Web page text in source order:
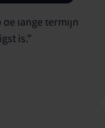
lange termijn
is."